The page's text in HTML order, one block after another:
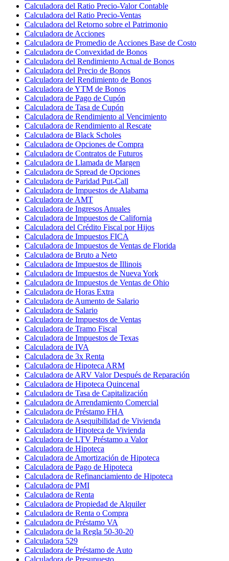
Calculadora del Ratio Precio-Valor Contable
Calculadora del Ratio Precio-Ventas
Calculadora del Retorno sobre el Patrimonio
Calculadora de Acciones
Calculadora de Promedio de Acciones Base de Costo
Calculadora de Convexidad de Bonos
Calculadora del Rendimiento Actual de Bonos
Calculadora del Precio de Bonos
Calculadora del Rendimiento de Bonos
Calculadora de YTM de Bonos
Calculadora de Pago de Cupón
Calculadora de Tasa de Cupón
Calculadora de Rendimiento al Vencimiento
Calculadora de Rendimiento al Rescate
Calculadora de Black Scholes
Calculadora de Opciones de Compra
Calculadora de Contratos de Futuros
Calculadora de Llamada de Margen
Calculadora de Spread de Opciones
Calculadora de Paridad Put-Call
Calculadora de Impuestos de Alabama
Calculadora de AMT
Calculadora de Ingresos Anuales
Calculadora de Impuestos de California
Calculadora del Crédito Fiscal por Hijos
Calculadora de Impuestos FICA
Calculadora de Impuestos de Ventas de Florida
Calculadora de Bruto a Neto
Calculadora de Impuestos de Illinois
Calculadora de Impuestos de Nueva York
Calculadora de Impuestos de Ventas de Ohio
Calculadora de Horas Extra
Calculadora de Aumento de Salario
Calculadora de Salario
Calculadora de Impuestos de Ventas
Calculadora de Tramo Fiscal
Calculadora de Impuestos de Texas
Calculadora de IVA
Calculadora de 3x Renta
Calculadora de Hipoteca ARM
Calculadora de ARV Valor Después de Reparación
Calculadora de Hipoteca Quincenal
Calculadora de Tasa de Capitalización
Calculadora de Arrendamiento Comercial
Calculadora de Préstamo FHA
Calculadora de Asequibilidad de Vivienda
Calculadora de Hipoteca de Vivienda
Calculadora de LTV Préstamo a Valor
Calculadora de Hipoteca
Calculadora de Amortización de Hipoteca
Calculadora de Pago de Hipoteca
Calculadora de Refinanciamiento de Hipoteca
Calculadora de PMI
Calculadora de Renta
Calculadora de Propiedad de Alquiler
Calculadora de Renta o Compra
Calculadora de Préstamo VA
Calculadora de la Regla 50-30-20
Calculadora 529
Calculadora de Préstamo de Auto
Calculadora de Presupuesto